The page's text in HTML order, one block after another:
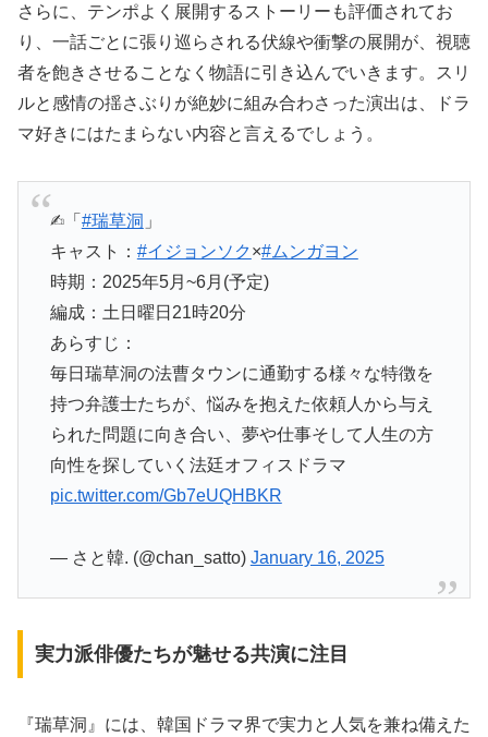
さらに、テンポよく展開するストーリーも評価されてお
り、一話ごとに張り巡らされる伏線や衝撃の展開が、視聴
者を飽きさせることなく物語に引き込んでいきます。スリ
ルと感情の揺さぶりが絶妙に組み合わさった演出は、ドラ
マ好きにはたまらない内容と言えるでしょう。
✍︎「 #瑞草洞 」
キャスト： #イジョンソク×#ムンガヨン
時期：2025年5月~6月(予定)
編成：土日曜日21時20分
あらすじ：
毎日瑞草洞の法曹タウンに通勤する様々な特徴を
持つ弁護士たちが、悩みを抱えた依頼人から与え
られた問題に向き合い、夢や仕事そして人生の方
向性を探していく法廷オフィスドラマ
pic.twitter.com/Gb7eUQHBKR
— さと韓. (@chan_satto) January 16, 2025
実力派俳優たちが魅せる共演に注目
『瑞草洞』には、韓国ドラマ界で実力と人気を兼ね備えた